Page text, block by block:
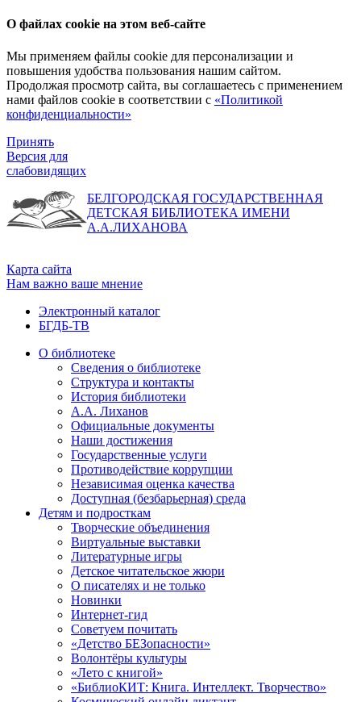
О файлах cookie на этом веб-сайте
Мы применяем файлы cookie для персонализации и
повышения удобства пользования нашим сайтом.
Продолжая просмотр сайта, вы соглашаетесь с применением
нами файлов cookie в соответствии с «Политикой
конфиденциальности»
Принять
Версия для
слабовидящих
БЕЛГОРОДСКАЯ ГОСУДАРСТВЕННАЯ
ДЕТСКАЯ БИБЛИОТЕКА ИМЕНИ
А.А.ЛИХАНОВА
Карта сайта
Нам важно ваше мнение
Электронный каталог
БГДБ-ТВ
О библиотеке
Сведения о библиотеке
Структура и контакты
История библиотеки
А.А. Лиханов
Официальные документы
Наши достижения
Государственные услуги
Противодействие коррупции
Независимая оценка качества
Доступная (безбарьерная) среда
Детям и подросткам
Творческие объединения
Виртуальные выставки
Литературные игры
Детское читательское жюри
О писателях и не только
Новинки
Интернет-гид
Советуем почитать
«Детство БЕЗопасности»
Волонтёры культуры
«Лето с книгой»
«БиблиоКИТ: Книга. Интеллект. Творчество»